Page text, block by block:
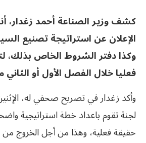
كشف وزير الصناعة أحمد زغدار،
الإعلان عن استراتيجة تصنيع
وكذا دفتر الشروط الخاص بذلك،
فعليا خلال الفصل الأول أو الثاني من
وأكد زغدار في تصريح صحفي له،
لجنة تقوم باعداد خطة استراتيجية
حقيقة فعلية، وهذا من أجل الخروج من